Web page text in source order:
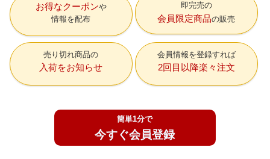
お得なクーポン
情報を配布
即完売の
会員限定商品の販売
売り切れ商品の
入荷をお知らせ
会員情報を登録すれば
2回目以降楽々注文
簡単1分で
今すぐ会員登録